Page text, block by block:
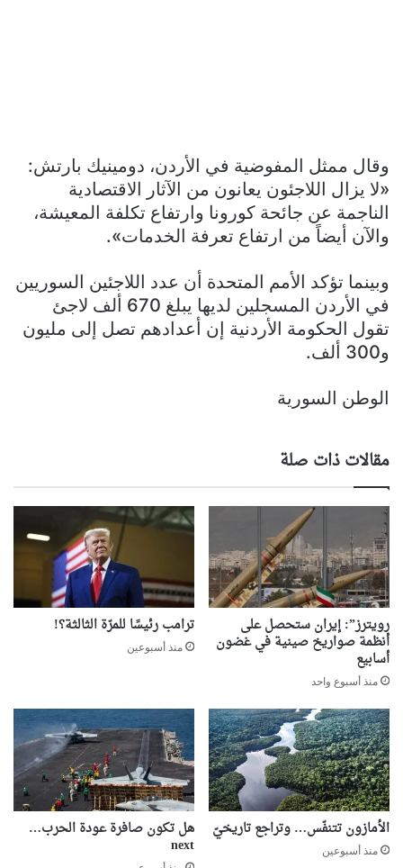
وقال ممثل المفوضية في الأردن، دومينيك بارتش:
«لا يزال اللاجئون يعانون من الآثار الاقتصادية
الناجمة عن جائحة كورونا وارتفاع تكلفة المعيشة،
والآن أيضاً من ارتفاع تعرفة الخدمات».
وبينما تؤكد الأمم المتحدة أن عدد اللاجئين السوريين
في الأردن المسجلين لديها يبلغ 670 ألف لاجئ
تقول الحكومة الأردنية إن أعدادهم تصل إلى مليون
و300 ألف.
الوطن السورية
مقالات ذات صلة
رويترز”: إيران ستحصل على
أنظمة صواريخ صينية في غضون
أسابيع
منذ أسبوع واحد
ترامب رئيسًا للمرّة الثالثة؟!
منذ أسبوعين
الأمازون تتنفّس… وتراجع تاريخيّ
منذ أسبوعين
هل تكون صافرة عودة الحرب…
next